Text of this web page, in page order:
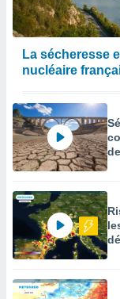
La sécheresse
nucléaire